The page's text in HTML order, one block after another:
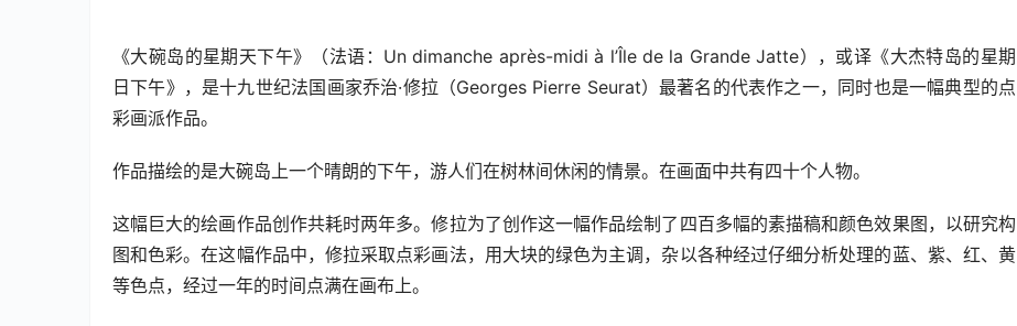
《大碗岛的星期天下午》（法语：Un dimanche après-midi à l’Île de la Grande Jatte），或译《大杰特岛的星期
日下午》，是十九世纪法国画家乔治·修拉（Georges Pierre Seurat）最著名的代表作之一，同时也是一幅典型的点
彩画派作品。
作品描绘的是大碗岛上一个晴朗的下午，游人们在树林间休闲的情景。在画面中共有四十个人物。
这幅巨大的绘画作品创作共耗时两年多。修拉为了创作这一幅作品绘制了四百多幅的素描稿和颜色效果图，以研究构
图和色彩。在这幅作品中，修拉采取点彩画法，用大块的绿色为主调，杂以各种经过仔细分析处理的蓝、紫、红、黄
等色点，经过一年的时间点满在画布上。